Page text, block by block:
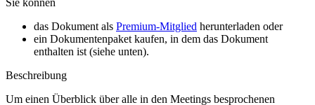
Sie können
das Dokument als Premium-Mitglied herunterladen oder
ein Dokumentenpaket kaufen, in dem das Dokument
enthalten ist (siehe unten).
Beschreibung
Um einen Überblick über alle in den Meetings besprochenen